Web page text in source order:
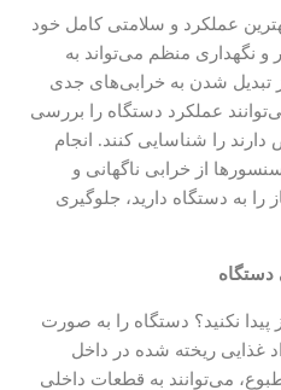
عملکرد و سلامتی کامل خود
و نگهداری منظم می‌تواند به
تبدیل شدن به خرابی‌های جدی
عملکرد دستگاه را بررسی
را شناسایی کنند. انجام
از خرابی ناگهانی و
به دستگاه دارید، جلوگیری
دستگاه
پیدا نکنید؟ دستگاه را به صورت
غذایی ریخته شده در داخل
می‌توانند به قطعات داخلی